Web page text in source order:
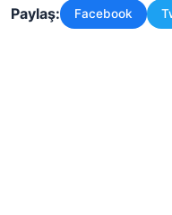
Paylaş: Facebook